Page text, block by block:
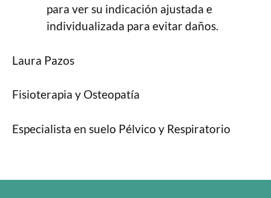
para ver su indicación ajustada e
individualizada para evitar daños.
Laura Pazos
Fisioterapia y Osteopatía
Especialista en suelo Pélvico y Respiratorio